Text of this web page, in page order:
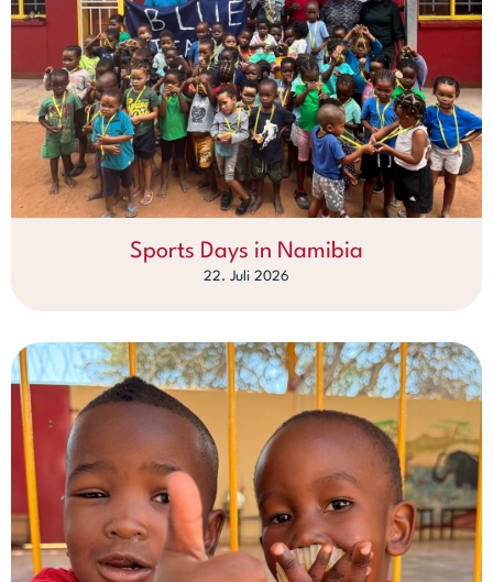
Sports Days in Namibia
22. Juli 2026